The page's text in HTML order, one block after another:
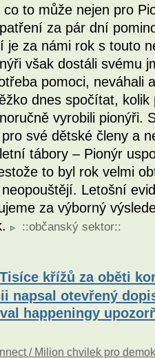
co to může nejen pro
za pár dní
je za námi rok s touto
však dostáli svému
pomoci, neváhali
dnes spočítat,
vyrobili pionýři.
své dětské členy a
tábory – Pionýr
to byl rok velmi
Letošní
za výborný
::občanský sektor::
Tisíce křížů za oběti
napsal otevřený
happeningy
/ Milion chvilek pro